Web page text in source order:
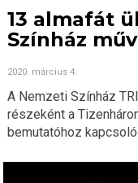
13 almafát
Színház
2020. március 4.
A Nemzeti Színház
részeként a
bemutatóhoz